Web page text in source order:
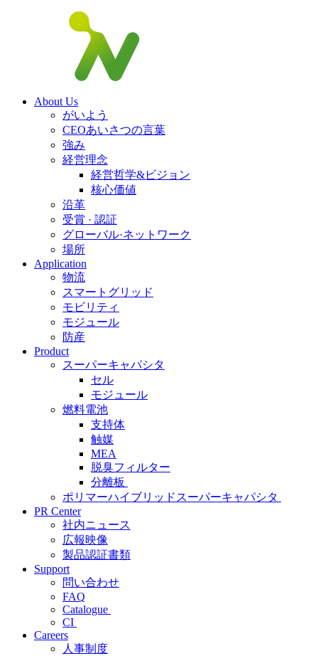
About Us
がいよう
CEOあいさつの言葉
強み
経営理念
経営哲学&ビジョン
核心価値
沿革
受賞 · 認証
グローバル·ネットワーク
場所
Application
物流
スマートグリッド
モビリティ
モジュール
防産
Product
スーパーキャパシタ
セル
モジュール
燃料電池
支持体
触媒
MEA
脱臭フィルター
分離板
ポリマーハイブリッドスーパーキャパシタ
PR Center
社内ニュース
広報映像
製品認証書類
Support
問い合わせ
FAQ
Catalogue
CI
Careers
人事制度